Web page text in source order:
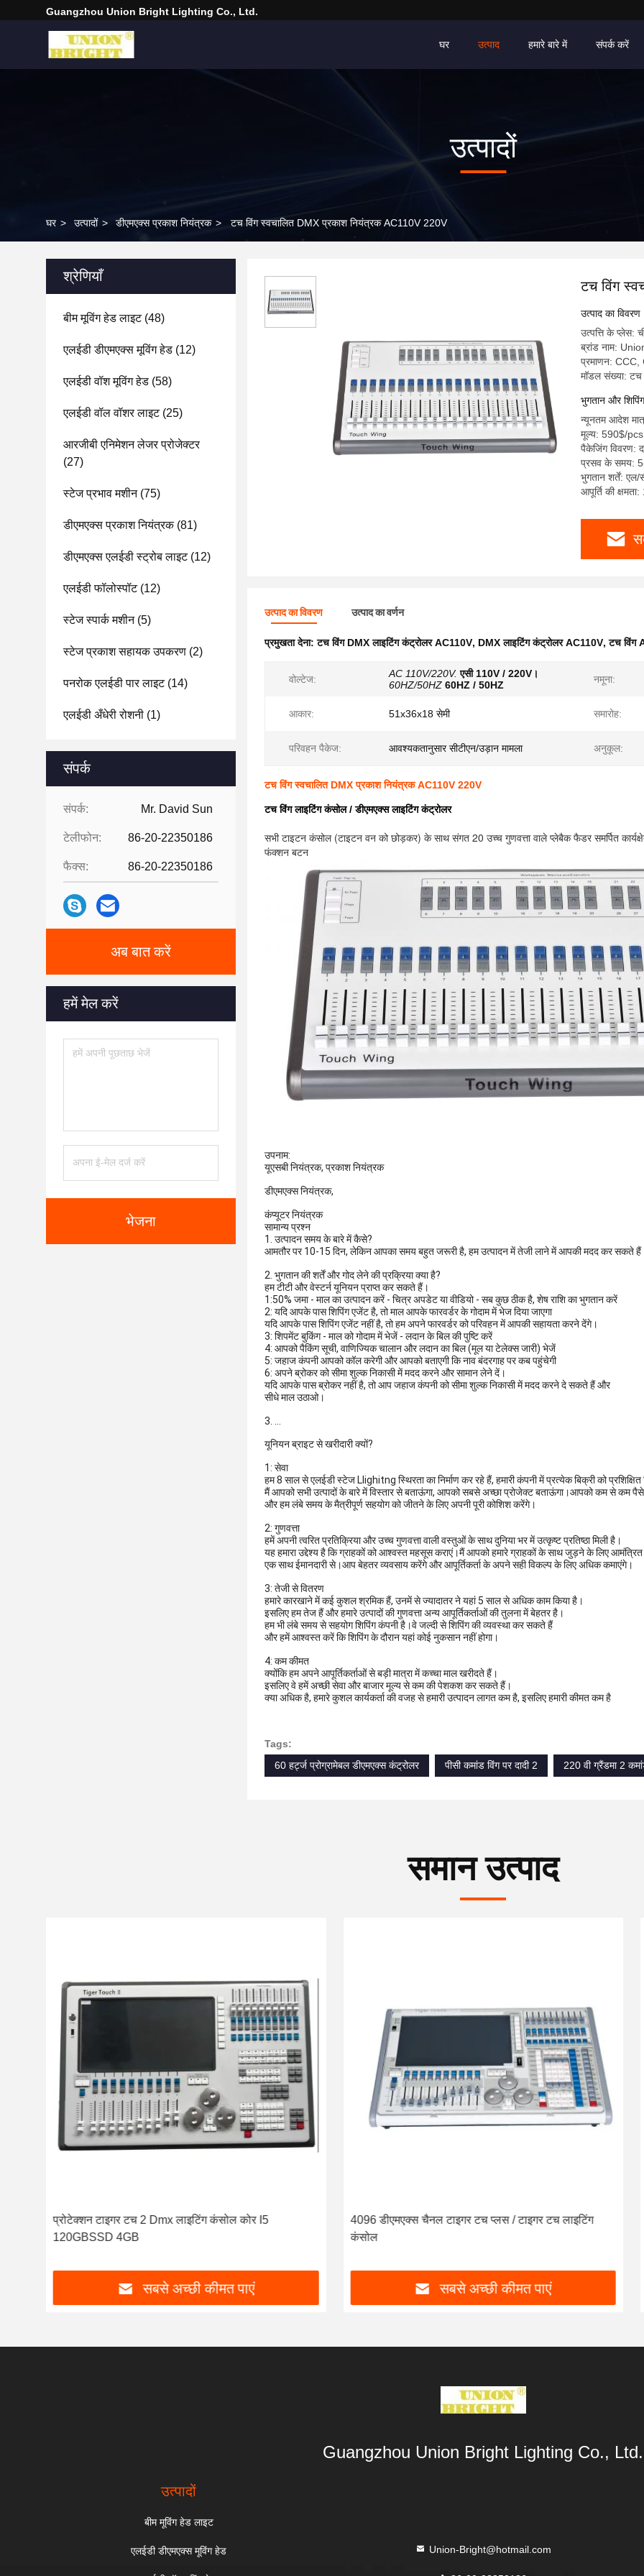
Guangzhou Union Bright Lighting Co., Ltd.
घर उत्पाद हमारे बारे में संपर्क करें
उत्पादों
घर > उत्पादों > डीएमएक्स प्रकाश नियंत्रक > टच विंग स्वचालित DMX प्रकाश नियंत्रक AC110V 220V
श्रेणियाँ
बीम मूविंग हेड लाइट(48)
एलईडी डीएमएक्स मूविंग हेड (12)
एलईडी वॉश मूविंग हेड (58)
एलईडी वॉल वॉशर लाइट(25)
आरजीबी एनिमेशन लेजर प्रोजेक्टर
(27)
स्टेज प्रभाव मशीन(75)
डीएमएक्स प्रकाश नियंत्रक(81)
डीएमएक्स एलईडी स्ट्रोब लाइट(12)
एलईडी फॉलोस्पॉट(12)
स्टेज स्पार्क मशीन(5)
स्टेज प्रकाश सहायक उपकरण (2)
पनरोक एलईडी पार लाइट(14)
एलईडी अँधेरी रोशनी (1)
संपर्क
संपर्क: Mr. David Sun
टेलीफोन: 86-20-22350186
फैक्स: 86-20-22350186
अब बात करें
हमें मेल करें
भेजना
टच विंग
उत्पाद का विवरण
उत्पत्ति के प्लेस:
ब्रांड नाम:
प्रमाणन:
मॉडल संख्या: टच
भुगतान और
न्यूनतम आदेश
मूल्य: 590$/pcs
पैकेजिंग विवरण:
प्रसव के समय: 5-
भुगतान शर्तें: एल/
आपूर्ति की
उत्पाद का विवरण उत्पाद का वर्णन
प्रमुखता देना:टच विंग DMX लाइटिंग कंट्रोलर AC110V, DMX लाइटिंग कंट्रोलर AC110V,टच विंग
वोल्टेज: AC 110V/220V. एसी 110V / 220V।
60HZ/50HZ 60HZ / 50HZ नमूना:
आकार: 51x36x18 सेमी समारोह:
परिवहन पैकेज: आवश्यकतानुसार सीटीएन/उड़ान मामला अनुकूल:
टच विंग स्वचालित DMX प्रकाश नियंत्रक AC110V 220V
टच विंग लाइटिंग कंसोल / डीएमएक्स लाइटिंग कंट्रोलर
सभी टाइटन कंसोल (टाइटन वन को छोड़कर) के साथ संगत 20 उच्च गुणवत्ता वाले प्लेबैक फैडर समर्पित
फंक्शन बटन
उपनाम:
यूएसबी नियंत्रक, प्रकाश नियंत्रक
डीएमएक्स नियंत्रक,
कंप्यूटर नियंत्रक
सामान्य प्रश्न
1. उत्पादन समय के बारे में कैसे?
आमतौर पर 10-15 दिन, लेकिन आपका समय बहुत जरूरी है, हम उत्पादन में तेजी लाने में आपकी मदद कर सकते
2. भुगतान की शर्तें और गोद लेने की प्रक्रिया क्या है?
हम टीटी और वेस्टर्न यूनियन प्राप्त कर सकते हैं।
1:50% जमा - माल का उत्पादन करें - चित्र अपडेट या वीडियो - सब कुछ ठीक है, शेष राशि का भुगतान करें
2: यदि आपके पास शिपिंग एजेंट है, तो माल आपके फारवर्डर के गोदाम में भेज दिया जाएगा
यदि आपके पास शिपिंग एजेंट नहीं है, तो हम अपने फारवर्डर को परिवहन में आपकी सहायता करने देंगे।
3: शिपमेंट बुकिंग - माल को गोदाम में भेजें - लदान के बिल की पुष्टि करें
4: आपको पैकिंग सूची, वाणिज्यिक चालान और लदान का बिल (मूल या टेलेक्स जारी) भेजें
5: जहाज कंपनी आपको कॉल करेगी और आपको बताएगी कि नाव बंदरगाह पर कब पहुंचेगी
6: अपने ब्रोकर को सीमा शुल्क निकासी में मदद करने और सामान लेने दें।
यदि आपके पास ब्रोकर नहीं है, तो आप जहाज कंपनी को सीमा शुल्क निकासी में मदद करने दे सकते हैं और
सीधे माल उठाओ।
3. ...
यूनियन ब्राइट से खरीदारी क्यों?
1: सेवा
हम 8 साल से एलईडी स्टेज Llighitng स्थिरता का निर्माण कर रहे हैं, हमारी कंपनी में प्रत्येक बिक्री को प्रशिक्षित
मैं आपको सभी उत्पादों के बारे में विस्तार से बताऊंगा, आपको सबसे अच्छा प्रोजेक्ट बताऊंगा।आपको कम से कम
और हम लंबे समय के मैत्रीपूर्ण सहयोग को जीतने के लिए अपनी पूरी कोशिश करेंगे।
2: गुणवत्ता
हमें अपनी त्वरित प्रतिक्रिया और उच्च गुणवत्ता वाली वस्तुओं के साथ दुनिया भर में उत्कृष्ट प्रतिष्ठा मिली है।
यह हमारा उद्देश्य है कि ग्राहकों को आश्वस्त महसूस कराएं।मैं आपको हमारे ग्राहकों के साथ जुड़ने के लिए
एक साथ ईमानदारी से।आप बेहतर व्यवसाय करेंगे और आपूर्तिकर्ता के अपने सही विकल्प के लिए अधिक कमाएंगे।
3: तेजी से वितरण
हमारे कारखाने में कई कुशल श्रमिक हैं, उनमें से ज्यादातर ने यहां 5 साल से अधिक काम किया है।
इसलिए हम तेज हैं और हमारे उत्पादों की गुणवत्ता अन्य आपूर्तिकर्ताओं की तुलना में बेहतर है।
हम भी लंबे समय से सहयोग शिपिंग कंपनी है।वे जल्दी से शिपिंग की व्यवस्था कर सकते हैं
और हमें आश्वस्त करें कि शिपिंग के दौरान यहां कोई नुकसान नहीं होगा।
4: कम कीमत
क्योंकि हम अपने आपूर्तिकर्ताओं से बड़ी मात्रा में कच्चा माल खरीदते हैं।
इसलिए वे हमें अच्छी सेवा और बाजार मूल्य से कम की पेशकश कर सकते हैं।
क्या अधिक है, हमारे कुशल कार्यकर्ता की वजह से हमारी उत्पादन लागत कम है, इसलिए हमारी कीमत कम है
Tags:
60 हर्ट्ज प्रोग्रामेबल डीएमएक्स कंट्रोलर
पीसी कमांड विंग पर दादी 2 220 वी ग्रैंडमा 2
समान उत्पाद
प्रोटेक्शन टाइगर टच 2 Dmx लाइटिंग कंसोल कोर I5
120GBSSD 4GB
सबसे अच्छी कीमत पाएं
4096 डीएमएक्स चैनल टाइगर टच प्लस / टाइगर टच लाइटिंग
कंसोल
सबसे अच्छी कीमत पाएं
Guangzhou Union Bright Lighting Co., Ltd.
उत्पादों
बीम मूविंग हेड लाइट
एलईडी डीएमएक्स मूविंग हेड Union-Bright@hotmail.com